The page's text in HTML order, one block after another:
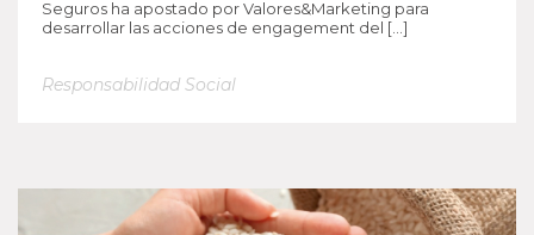
Seguros ha apostado por Valores&Marketing para
desarrollar las acciones de engagement del […]
Responsabilidad Social